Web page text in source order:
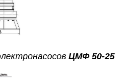
ЦМФ 50-25